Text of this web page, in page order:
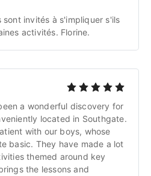
invités à s'impliquer s'ils
activités. Florine.
a wonderful discovery for
located in Southgate.
with our boys, whose
basic. They have made a lot
themed around key
the lessons and